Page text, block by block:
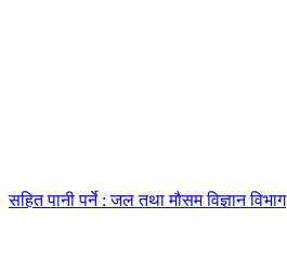
सहित पानी पर्ने : जल तथा मौसम विज्ञान विभाग